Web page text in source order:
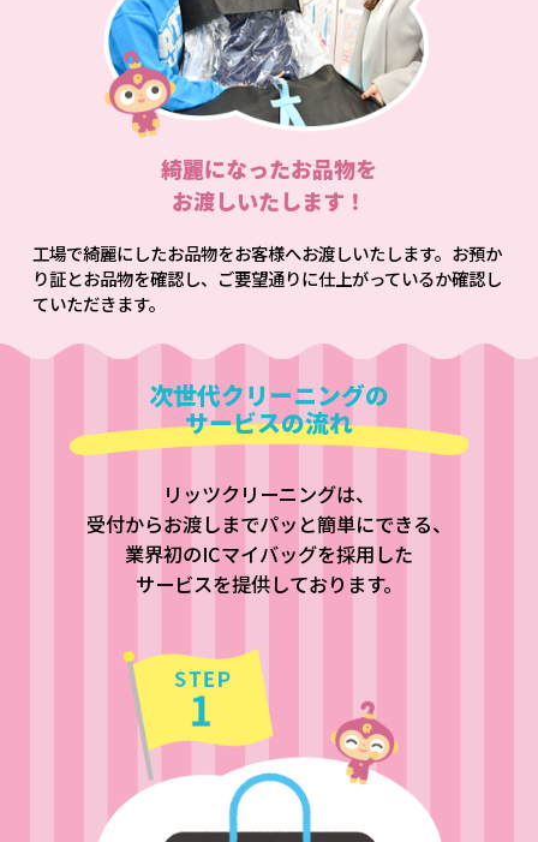
綺麗になったお品物を
お渡しいたします！
工場で綺麗にしたお品物をお客様へお渡しいたします。お預か
り証とお品物を確認し、ご要望通りに仕上がっているか確認し
ていただきます。
次世代クリーニングの
サービスの流れ
リッツクリーニングは、
受付からお渡しまでパッと簡単にできる、
業界初のICマイバッグを採用した
サービスを提供しております。